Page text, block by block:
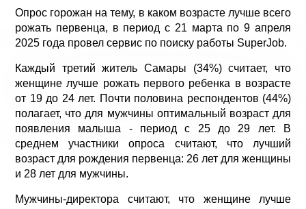
Опрос горожан на тему, в каком возрасте лучше всего
рожать первенца, в период с 21 марта по 9 апреля
2025 года провел сервис по поиску работы SuperJob.
Каждый третий житель Самары (34%) считает, что
женщине лучше рожать первого ребенка в возрасте
от 19 до 24 лет. Почти половина респондентов (44%)
полагает, что для мужчины оптимальный возраст для
появления малыша - период с 25 до 29 лет. В
среднем участники опроса считают, что лучший
возраст для рождения первенца: 26 лет для женщины
и 28 лет для мужчины.
Мужчины-директора считают, что женщине лучше